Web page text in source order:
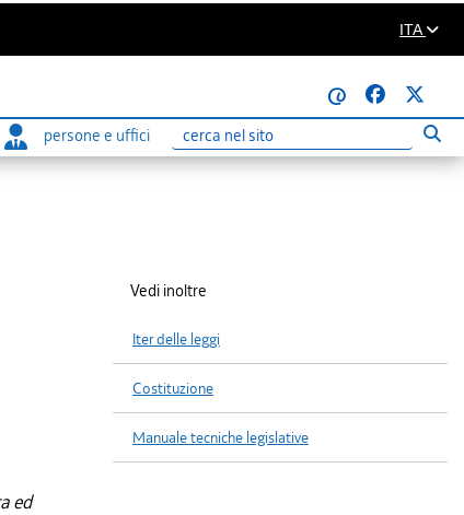
ITA
@
persone e uffici
Ricerca
ed
Vedi inoltre
Iter delle leggi
Costituzione
Manuale tecniche legislative